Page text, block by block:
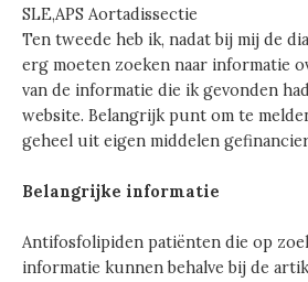
SLE,APS Aortadissectie
Ten tweede heb ik, nadat bij mij de
erg moeten zoeken naar informatie
van de informatie die ik gevonden
website. Belangrijk punt om te
geheel uit eigen middelen
Belangrijke informatie
Antifosfolipiden patiënten die op
informatie kunnen behalve bij de